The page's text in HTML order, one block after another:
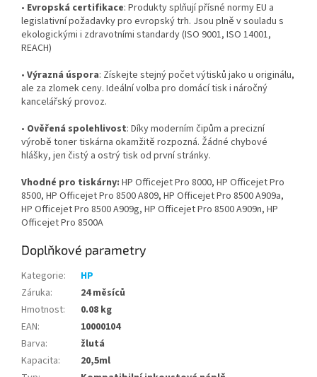
• Evropská certifikace: Produkty splňují přísné normy EU a
legislativní požadavky pro evropský trh. Jsou plně v souladu s
ekologickými i zdravotními standardy (ISO 9001, ISO 14001,
REACH)
• Výrazná úspora: Získejte stejný počet výtisků jako u originálu,
ale za zlomek ceny. Ideální volba pro domácí tisk i náročný
kancelářský provoz.
• Ověřená spolehlivost: Díky moderním čipům a precizní
výrobě toner tiskárna okamžitě rozpozná. Žádné chybové
hlášky, jen čistý a ostrý tisk od první stránky.
Vhodné pro tiskárny: HP Officejet Pro 8000, HP Officejet Pro
8500, HP Officejet Pro 8500 A809, HP Officejet Pro 8500 A909a,
HP Officejet Pro 8500 A909g, HP Officejet Pro 8500 A909n, HP
Officejet Pro 8500A
Doplňkové parametry
Kategorie:
HP
Záruka:
24 měsíců
Hmotnost:
0.08 kg
EAN:
10000104
Barva:
žlutá
Kapacita:
20,5ml